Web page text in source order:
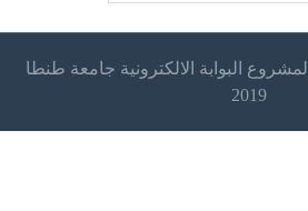
لمشروع البوابة الالكترونية جامعة طنطا
2019